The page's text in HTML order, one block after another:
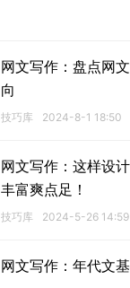
网文写作：​盘点网
向
技巧库 2024-8-1 18:50
网文写作：这样设
丰富爽点足！
技巧库 2024-5-26 14:59
网文写作：年代文